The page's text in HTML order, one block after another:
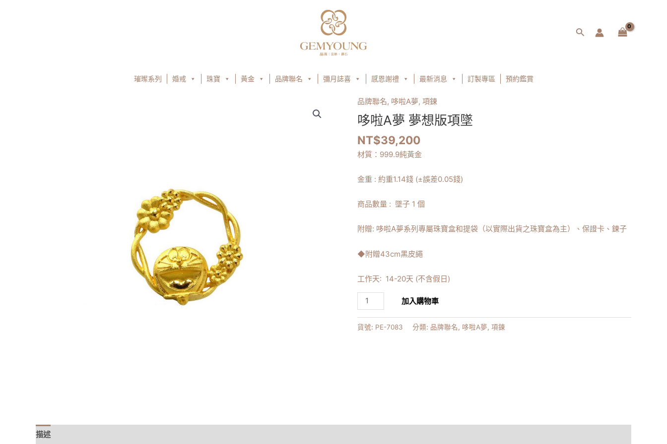
搜
璀璨系列 婚戒 珠寶 黃金 品牌聯名 彌月誌喜 感恩謝禮 最新消息 訂製專區 預約鑑賞
品牌聯名, 哆啦A夢, 項鍊
哆啦A夢 夢想版項墜
NT$39,200
材質：999.9純黃金
金重 : 約重1.14錢 (±誤差0.05錢)
商品數量 : 墜子 1 個
附贈: 哆啦A夢系列專屬珠寶盒和提袋（以實際出貨之珠寶盒為主）、保證卡、鍊子
◆附贈43cm黑皮繩
工作天: 14-20天 (不含假日)
哆
啦
A
夢
夢
版
墜
數
加入購物車
貨號: PE-7083 分類: 品牌聯名, 哆啦A夢, 項鍊
描述